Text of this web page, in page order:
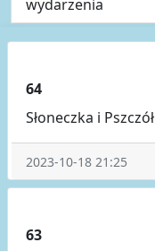
wydarzenia
64
Słoneczka i
2023-10-18 21:25
63